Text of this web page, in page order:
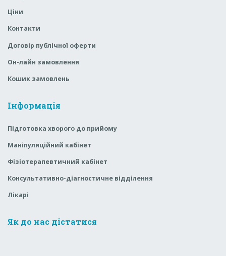
Ціни
Контакти
Договір публічної оферти
Он-лайн замовлення
Кошик замовлень
Інформація
Підготовка хворого до прийому
Маніпуляційний кабінет
Фізіотерапевтичний кабінет
Консультативно-діагностичне відділення
Лікарі
Як до нас дістатися